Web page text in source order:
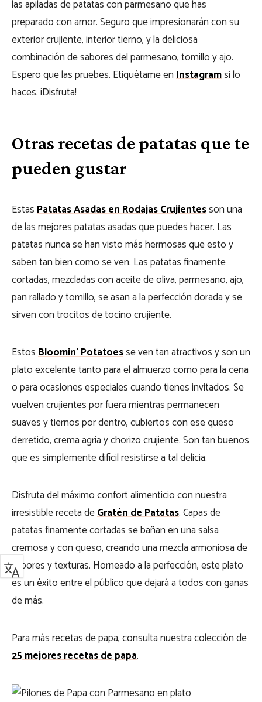
las apiladas de patatas con parmesano que has
preparado con amor. Seguro que impresionarán con su
exterior crujiente, interior tierno, y la deliciosa
combinación de sabores del parmesano, tomillo y ajo.
Espero que las pruebes. Etiquétame enInstagramsi lo
haces. ¡Disfruta!
Otras recetas de patatas que te
pueden gustar
EstasPatatas Asadas en Rodajas Crujientesson una
de las mejores patatas asadas que puedes hacer. Las
patatas nunca se han visto más hermosas que esto y
saben tan bien como se ven. Las patatas finamente
cortadas, mezcladas con aceite de oliva, parmesano, ajo,
pan rallado y tomillo, se asan a la perfección dorada y se
sirven con trocitos de tocino crujiente.
EstosBloomin’ Potatoesse ven tan atractivos y son un
plato excelente tanto para el almuerzo como para la cena
o para ocasiones especiales cuando tienes invitados. Se
vuelven crujientes por fuera mientras permanecen
suaves y tiernos por dentro, cubiertos con ese queso
derretido, crema agria y chorizo crujiente. Son tan buenos
que es simplemente difícil resistirse a tal delicia.
Disfruta del máximo confort alimenticio con nuestra
irresistible receta deGratén de Patatas. Capas de
patatas finamente cortadas se bañan en una salsa
cremosa y con queso, creando una mezcla armoniosa de
sabores y texturas. Horneado a la perfección, este plato
es un éxito entre el público que dejará a todos con ganas
de más.
Para más recetas de papa, consulta nuestra colección de
25 mejores recetas de papa.